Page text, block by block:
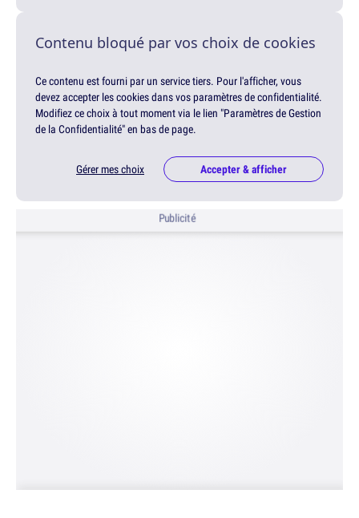
Contenu bloqué par vos choix de cookies
Ce contenu est fourni par un service tiers. Pour l'afficher, vous
devez accepter les cookies dans vos paramètres de confidentialité.
Modifiez ce choix à tout moment via le lien "Paramètres de Gestion
de la Confidentialité" en bas de page.
Gérer mes choix Accepter & afficher
Publicité